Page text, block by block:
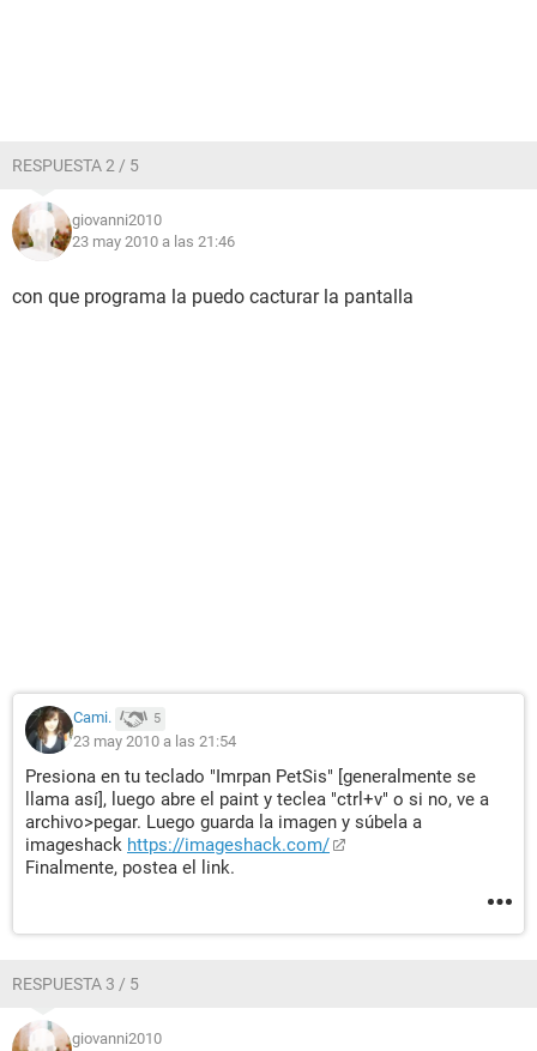
RESPUESTA 2 / 5
giovanni2010
23 may 2010 a las 21:46
con que programa la puedo cacturar la pantalla
Cami. 5
23 may 2010 a las 21:54
Presiona en tu teclado "Imrpan PetSis" [generalmente se
llama así], luego abre el paint y teclea "ctrl+v" o si no, ve a
archivo>pegar. Luego guarda la imagen y súbela a
imageshack https://imageshack.com/
Finalmente, postea el link.
RESPUESTA 3 / 5
giovanni2010